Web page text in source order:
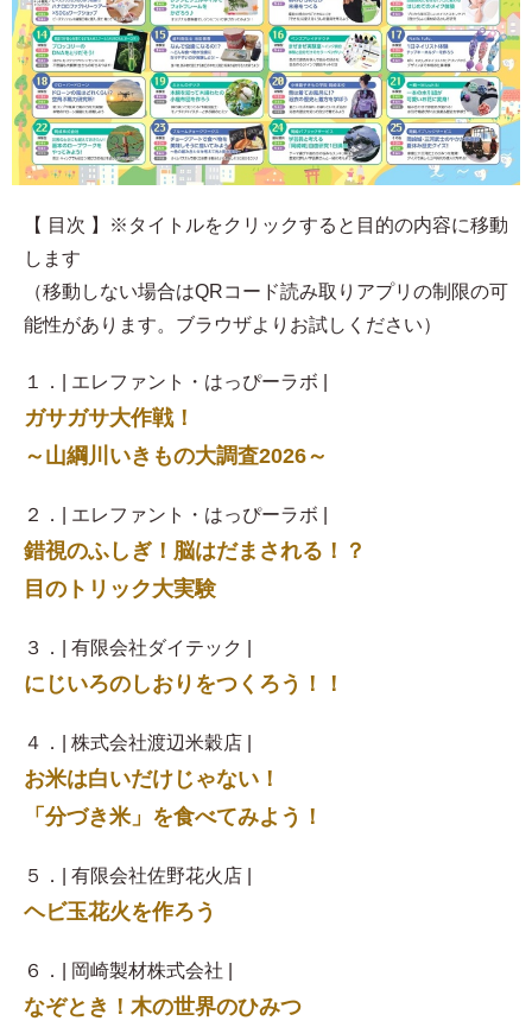
【 目次 】※タイトルをクリックすると目的の内容に移動
します
（移動しない場合はQRコード読み取りアプリの制限の可
能性があります。ブラウザよりお試しください）
１．| エレファント・はっぴーラボ |
ガサガサ大作戦！
～山綱川いきもの大調査2026～
２．| エレファント・はっぴーラボ |
錯視のふしぎ！脳はだまされる！？
目のトリック大実験
３．| 有限会社ダイテック |
にじいろのしおりをつくろう！！
４．| 株式会社渡辺米穀店 |
お米は白いだけじゃない！
「分づき米」を食べてみよう！
５．| 有限会社佐野花火店 |
ヘビ玉花火を作ろう
６．| 岡崎製材株式会社 |
なぞとき！木の世界のひみつ